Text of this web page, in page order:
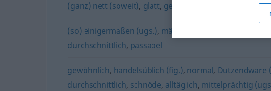
(ganz) nett (soweit), glatt, gefällig (Film, Inszenierung)
(so) einigermaßen (ugs.), mäßig (geh., Hauptform)
durchschnittlich, passabel
gewöhnlich, handelsüblich (fig.), normal, Dutzendware
durchschnittlich, schnöde, alltäglich, mittelprächtig